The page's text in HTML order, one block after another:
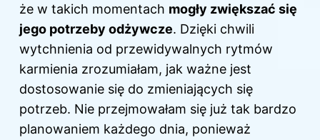
że w takich momentach mogły zwiększać się
jego potrzeby odżywcze. Dzięki chwili
wytchnienia od przewidywalnych rytmów
karmienia zrozumiałam, jak ważne jest
dostosowanie się do zmieniających się
potrzeb. Nie przejmowałam się już tak bardzo
planowaniem każdego dnia, ponieważ